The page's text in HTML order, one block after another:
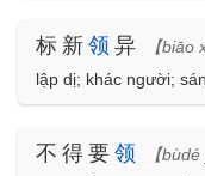
标新 领 异
【biāo
lập dị; khác người;
不得要 领
【